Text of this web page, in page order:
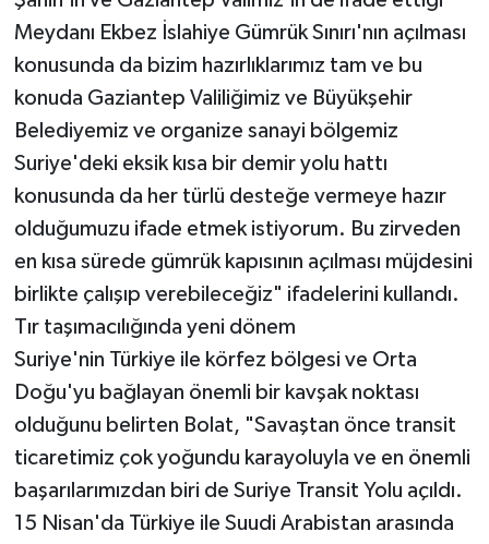
Meydanı Ekbez İslahiye Gümrük Sınırı'nın açılması
konusunda da bizim hazırlıklarımız tam ve bu
konuda Gaziantep Valiliğimiz ve Büyükşehir
Belediyemiz ve organize sanayi bölgemiz
Suriye'deki eksik kısa bir demir yolu hattı
konusunda da her türlü desteğe vermeye hazır
olduğumuzu ifade etmek istiyorum. Bu zirveden
en kısa sürede gümrük kapısının açılması müjdesini
birlikte çalışıp verebileceğiz" ifadelerini kullandı.
Tır taşımacılığında yeni dönem
Suriye'nin Türkiye ile körfez bölgesi ve Orta
Doğu'yu bağlayan önemli bir kavşak noktası
olduğunu belirten Bolat, "Savaştan önce transit
ticaretimiz çok yoğundu karayoluyla ve en önemli
başarılarımızdan biri de Suriye Transit Yolu açıldı.
15 Nisan'da Türkiye ile Suudi Arabistan arasında